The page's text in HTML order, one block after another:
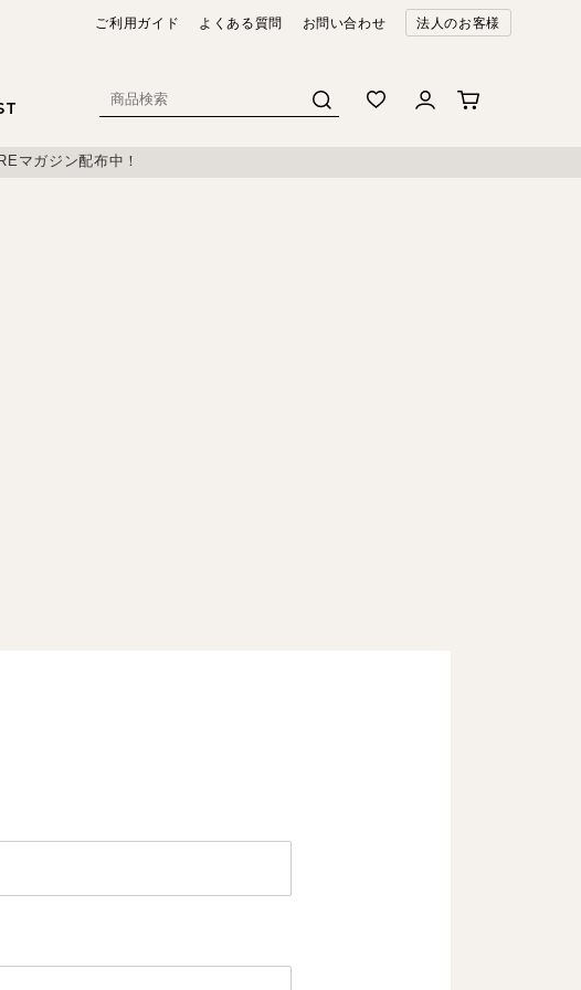
ご利用ガイド よくある質問 お問い合わせ 法人のお客様
マガジン配布中！